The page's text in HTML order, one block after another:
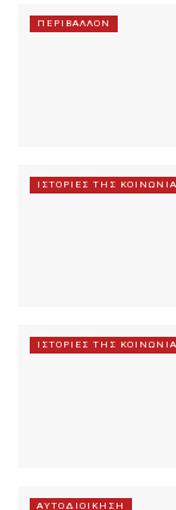
ΠΕΡΙΒΑΛΛΟΝ
ΙΣΤΟΡΙΕΣ ΤΗΣ
ΙΣΤΟΡΙΕΣ ΤΗΣ
ΑΥΤΟΔΙΟΙΚΗΣΗ